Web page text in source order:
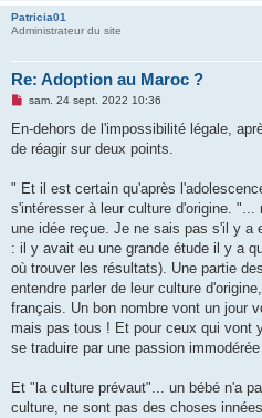
Patricia01
Administrateur du site
Re: Adoption au Maroc ?
M
s
a
n
o
l
u
sam. 24 sept. 2022 10:36
En-dehors de l'impossibilité légale,
de réagir sur deux points.
" Et il est certain qu'après
s'intéresser à leur culture d'origine.
une idée reçue. Je ne sais pas s'il y a
: il y avait eu une grande étude il y a
où trouver les résultats). Une partie
entendre parler de leur culture
français. Un bon nombre vont un jour
mais pas tous ! Et pour ceux qui vont
se traduire par une passion
Et "la culture prévaut"... un bébé n'a
culture, ne sont pas des choses